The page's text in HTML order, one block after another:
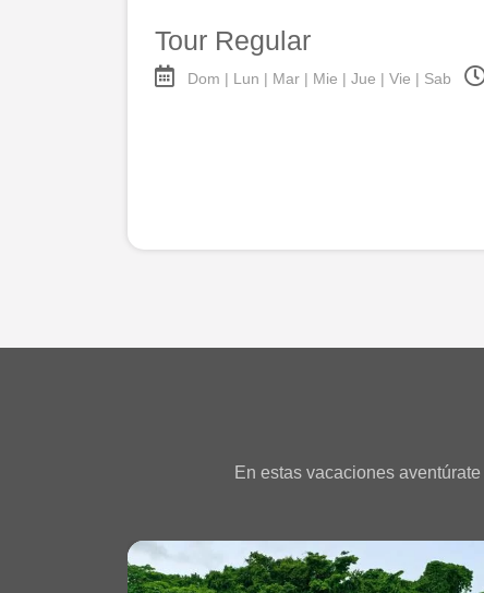
Tour Regular
Dom | Lun | Mar | Mie | Jue | Vie | Sab
En estas vacaciones